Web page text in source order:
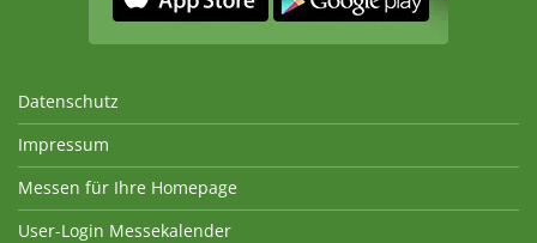
Datenschutz
Impressum
Messen für Ihre Homepage
User-Login Messekalender